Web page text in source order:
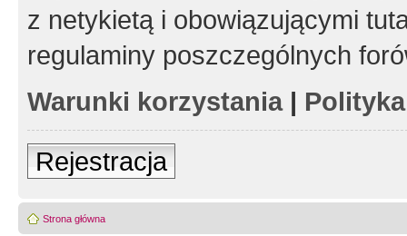
z netykietą i obowiązującymi
regulaminy poszczególnych
Warunki korzystania|
Rejestracja
Strona główna